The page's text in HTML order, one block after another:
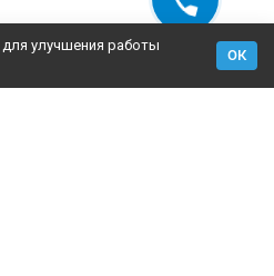
улучшения работы
ОК